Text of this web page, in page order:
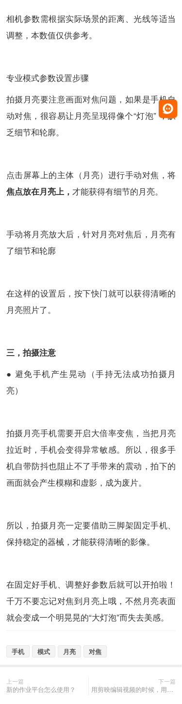
相机参数需根据实际场景的距离、光线等适当
调整，本数值仅供参考。
专业模式参数设置步骤
拍摄月亮要注意画面对焦问题，如果是手机自
动对焦 ，很容易让月亮呈现得像个“灯泡” ，缺
乏细节和轮廓。
点击屏幕上的主体（月亮）进行手动对焦 ，将
焦点放在月亮上， 才能获得有细节的月亮。
手动将月亮放大后，针对月亮对焦后，月亮有
了细节和轮廓
在这样的设置后，按下快门就可以获得清晰的
月亮照片了。
三，拍摄注意
● 避免手机产生晃动（手持无法成功拍摄月
亮）
拍摄月亮手机需要开启大倍率变焦，当把月亮
拉近时，手机会变得异常敏感。所以，很多手
机自带防抖也阻止不了手带来的震动，拍下的
画面就会产生模糊和虚影，成为废片。
所以，拍摄月亮一定要借助三脚架固定手机、
保持稳定的器械，才能获得清晰的影像。
在固定好手机、调整好参数后就可以开拍啦！
千万不要忘记对焦到月亮上哦，不然月亮表面
就会变成一个明晃晃的“大灯泡”而失去美感。
手机 模式 月亮 对焦
上一篇
新的作业平台怎么使用？
下一篇
用剪映编辑视频的时候，用到透明背景，可是素材库里面找不到怎么办？